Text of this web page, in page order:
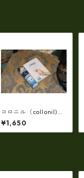
コロニル（collonil)ウ
ィルスストップ・マカ
ダミアナッツオイル配
合身の回り除菌に co
¥1,650